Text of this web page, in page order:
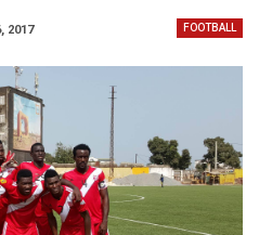
FOOTBALL
2017